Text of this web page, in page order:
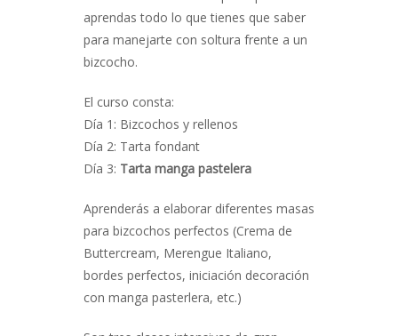
aprendas todo lo que tienes que saber
para manejarte con soltura frente a un
bizcocho.
El curso consta:
Día 1: Bizcochos y rellenos
Día 2: Tarta fondant
Día 3: Tarta manga pastelera
Aprenderás a elaborar diferentes masas
para bizcochos perfectos (Crema de
Buttercream, Merengue Italiano,
bordes perfectos, iniciación decoración
con manga pasterlera, etc.)